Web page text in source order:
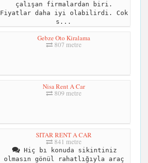
çalışan firmalardan biri.
Fiyatlar daha iyi olabilirdi. Cok
s...
Gebze Oto Kiralama
807 metre
Nisa Rent A Car
809 metre
SITAR RENT A CAR
841 metre
Hiç bı konuda sikintiniz
olmasın gönül rahatlığıyla araç